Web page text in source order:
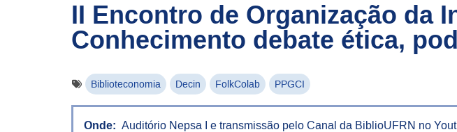
II Encontro de Organização da
Conhecimento debate ética,
Biblioteconomia Decin FolkColab PPGCI
Onde: Auditório Nepsa I e transmissão pelo Canal da BiblioUFRN no